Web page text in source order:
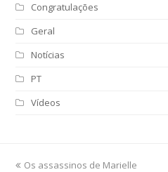
Congratulações
Geral
Notícias
PT
Vídeos
previous
Os assassinos de Marielle